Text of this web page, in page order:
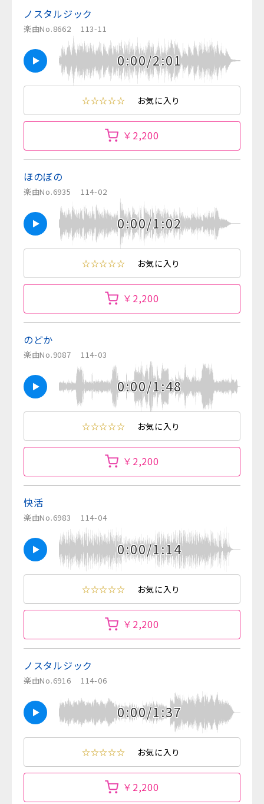
ノスタルジック
楽曲No.8662 113-11
0:00/2:01
☆☆☆☆☆ お気に入り
￥2,200
ほのぼの
楽曲No.6935 114-02
0:00/1:02
☆☆☆☆☆ お気に入り
￥2,200
のどか
楽曲No.9087 114-03
0:00/1:48
☆☆☆☆☆ お気に入り
￥2,200
快活
楽曲No.6983 114-04
0:00/1:14
☆☆☆☆☆ お気に入り
￥2,200
ノスタルジック
楽曲No.6916 114-06
0:00/1:37
☆☆☆☆☆ お気に入り
￥2,200